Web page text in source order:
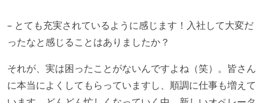
– とても充実されているように感じます！入社して大変だ
ったなと感じることはありましたか？
それが、実は困ったことがないんですよね（笑）。皆さん
に本当によくしてもらっていますし、順調に仕事も増えて